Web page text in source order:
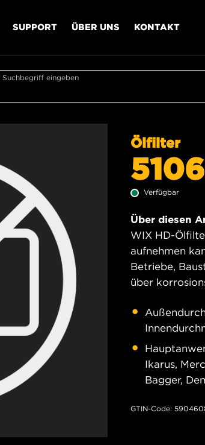
SUPPORT ÜBER UNS KONTAKT
Suchbegriff eingeben
Ölfilter
Verfügbar
Über diesen
WIX HD-
aufnehmen
Betriebe,
über
Ikarus,
Bagger,
GTIN-Code: